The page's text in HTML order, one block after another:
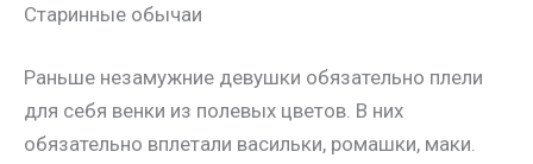
Старинные обычаи
Раньше незамужние девушки обязательно плели
для себя венки из полевых цветов. В них
обязательно вплетали васильки, ромашки, маки.